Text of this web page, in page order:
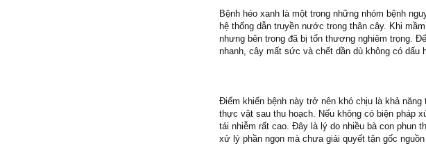
Bệnh héo xanh là một trong những nhóm bệnh
hệ thống dẫn truyền nước trong thân cây. Khi
nhưng bên trong đã bị tổn thương nghiêm trọng.
nhanh, cây mất sức và chết dần dù không có dấu
Điểm khiến bệnh này trở nên khó chịu là khả
thực vật sau thu hoạch. Nếu không có biện pháp
tái nhiễm rất cao. Đây là lý do nhiều bà con phun
xử lý phần ngọn mà chưa giải quyết tận gốc nguồn